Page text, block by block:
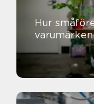
Hur
varumärken